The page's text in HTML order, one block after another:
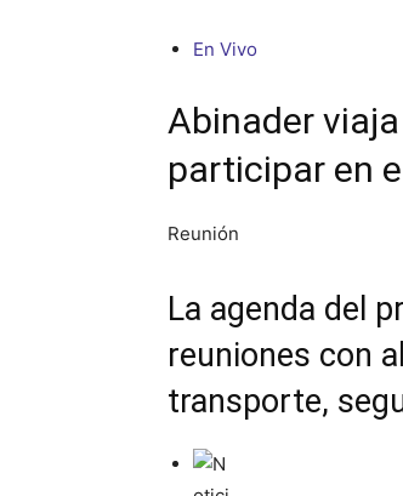
En Vivo
Abinader
participar en
Reunión
La agenda del
reuniones con
transporte,